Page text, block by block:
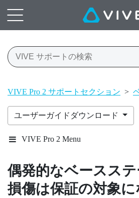
VIVE Pro 2 サポートセクション >
ユーザーガイドダウンロード
VIVE Pro 2 Menu
偶発的なベースス
損傷は保証の対象